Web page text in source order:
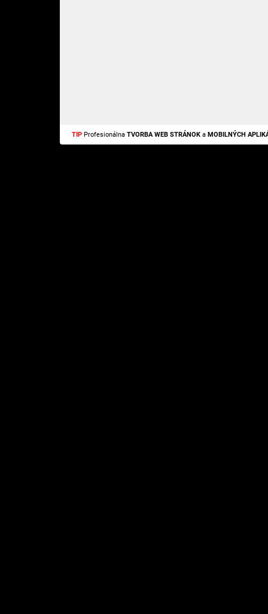
TIP Profesionálna TVORBA WEB STRÁNOK a MOBILNÝCH